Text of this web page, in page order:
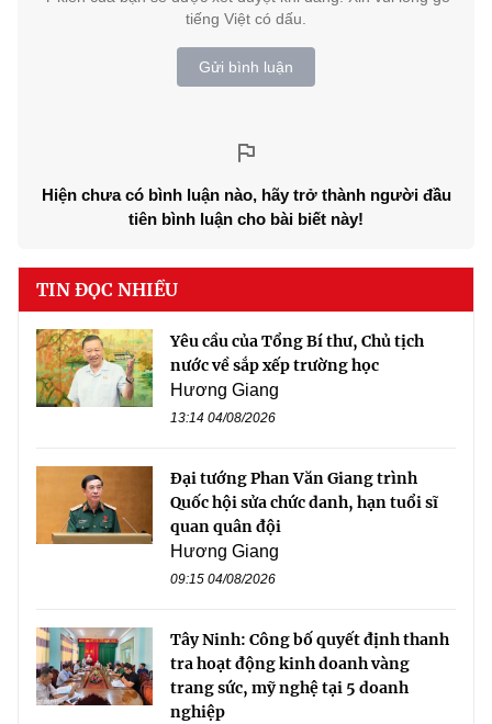
tiếng Việt có dấu.
Gửi bình luận
Hiện chưa có bình luận nào, hãy trở thành người đầu
tiên bình luận cho bài biết này!
TIN ĐỌC NHIỀU
Yêu cầu của Tổng Bí thư, Chủ tịch
nước về sắp xếp trường học
Hương Giang
13:14 04/08/2026
Đại tướng Phan Văn Giang trình
Quốc hội sửa chức danh, hạn tuổi sĩ
quan quân đội
Hương Giang
09:15 04/08/2026
Tây Ninh: Công bố quyết định thanh
tra hoạt động kinh doanh vàng
trang sức, mỹ nghệ tại 5 doanh
nghiệp